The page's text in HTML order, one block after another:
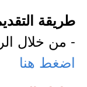
طريقة
- من خلال
اضغط هنا